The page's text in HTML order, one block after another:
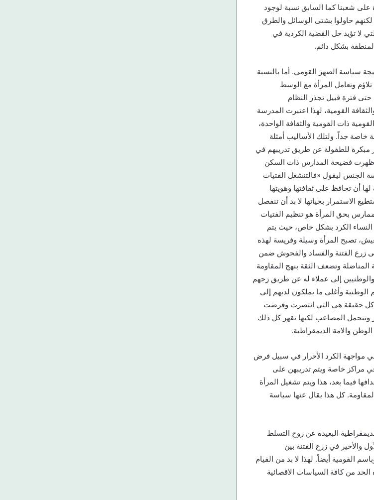
على شعبنا كما السابق نسبة لوجود
لكنهم حاولوا بشتى الوسائل والطرق
لا تؤيد حل القضية الكردية في
بشكل دائم.
سياسة الصهر القومي. أما بالنسبة
وتعامل المرأة مع الوسط
فترة قبيل تجذر النظام
القومية، لهذا اعتبرت المدرسة
ذات القومية والثقافة الواحدة،
خاصة جداً. ولتلك الأساليب أمثلة
مبكرة للطفولة عن طريق تدريبهم في
ظهرت فضيحة المدارس ذات السكن
الجنس ليقول «فالتنشغل الفتيات
أن تحافظ على ثقافتها وهويتها
الاستمرار بحياتها لا بد أن تنفصل
بحق المرأة هو تنظيم الفتيات
الكرد بشكل خاص، حيث يتم
تصبح المرأة وسيلة وفريسة لهذه
زرع الفتنة والفساد والفحوش ضمن
المناضلة وتضعف الثقة بنهج المقاومة
والوطنيين إلى عملاء له عن طريق زجهم
وأغلى ما يملكون لديهم إلى
كل حقيقة هي التي انتصرت وفرضت
وتتحمل المصاعب لكنها تقهر كل ذلك
والامة الديمقراطية.
مواجهة الكرد الأحرار في سبيل فرض
مراكز خاصة ويتم تدريبهن على
فيما بعد، هذا ويتم تشغيل المرأة
كل هذا يقال عنها سياسة
البعيدة عن روح التسلط
والأخير في زرع الفتنة بين
القومية أيضاً. لهذا لا بد من القيام
الحد من كافة السياسات الاقصائية